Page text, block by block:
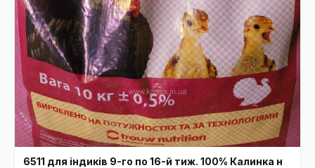
6511 для індиків 9-го по 16-й тиж. 100% Калинка н